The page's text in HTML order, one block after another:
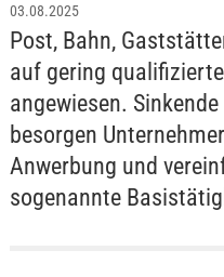
03.08.2025
Post, Bahn,
auf gering
angewiesen.
besorgen
Anwerbung und
sogenannte